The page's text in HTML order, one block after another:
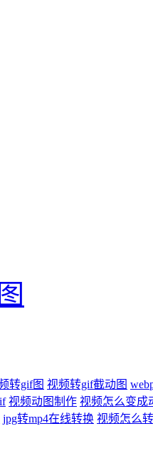
转gif图 视频转gif截动图
视频动图制作 视频怎么变成
jpg转mp4在线转换 视频怎么